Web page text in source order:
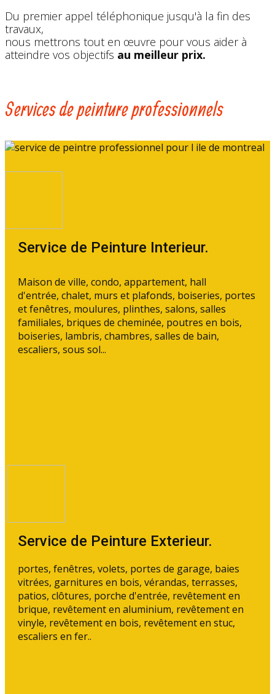
Du premier appel téléphonique jusqu'à la fin des
travaux,
nous mettrons tout en œuvre pour vous aider à
atteindre vos objectifs au meilleur prix.
Services de peinture professionnels
Service de Peinture Interieur.
Maison de ville, condo, appartement, hall
d'entrée, chalet, murs et plafonds, boiseries, portes
et fenêtres, moulures, plinthes, salons, salles
familiales, briques de cheminée, poutres en bois,
boiseries, lambris, chambres, salles de bain,
escaliers, sous sol...
Service de Peinture Exterieur.
portes, fenêtres, volets, portes de garage, baies
vitrées, garnitures en bois, vérandas, terrasses,
patios, clôtures, porche d'entrée, revêtement en
brique, revêtement en aluminium, revêtement en
vinyle, revêtement en bois, revêtement en stuc,
escaliers en fer..